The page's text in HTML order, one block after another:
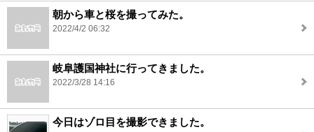
朝から車と桜を撮ってみた。
2022/4/2 06:32
岐阜護国神社に行ってきました。
2022/3/28 14:16
今日はゾロ目を撮影できました。